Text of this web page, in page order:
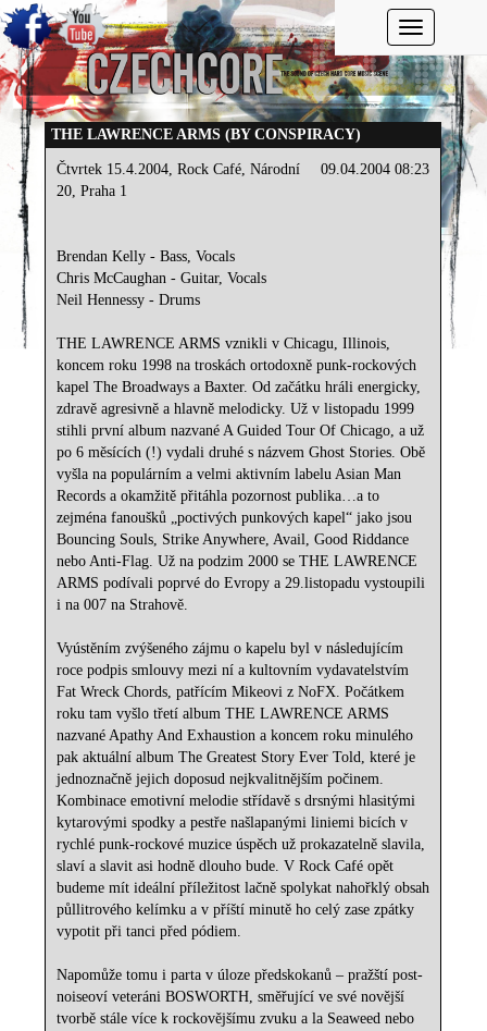
Toggle
THE LAWRENCE ARMS (BY CONSPIRACY)
09.04.2004 08:23
Čtvrtek 15.4.2004, Rock Café, Národní
20, Praha 1
Brendan Kelly - Bass, Vocals
Chris McCaughan - Guitar, Vocals
Neil Hennessy - Drums
THE LAWRENCE ARMS vznikli v Chicagu, Illinois,
koncem roku 1998 na troskách ortodoxně punk-rockových
kapel The Broadways a Baxter. Od začátku hráli energicky,
zdravě agresivně a hlavně melodicky. Už v listopadu 1999
stihli první album nazvané A Guided Tour Of Chicago, a už
po 6 měsících (!) vydali druhé s názvem Ghost Stories. Obě
vyšla na populárním a velmi aktivním labelu Asian Man
Records a okamžitě přitáhla pozornost publika…a to
zejména fanoušků „poctivých punkových kapel“ jako jsou
Bouncing Souls, Strike Anywhere, Avail, Good Riddance
nebo Anti-Flag. Už na podzim 2000 se THE LAWRENCE
ARMS podívali poprvé do Evropy a 29.listopadu vystoupili
i na 007 na Strahově.
Vyústěním zvýšeného zájmu o kapelu byl v následujícím
roce podpis smlouvy mezi ní a kultovním vydavatelstvím
Fat Wreck Chords, patřícím Mikeovi z NoFX. Počátkem
roku tam vyšlo třetí album THE LAWRENCE ARMS
nazvané Apathy And Exhaustion a koncem roku minulého
pak aktuální album The Greatest Story Ever Told, které je
jednoznačně jejich doposud nejkvalitnějším počinem.
Kombinace emotivní melodie střídavě s drsnými hlasitými
kytarovými spodky a pestře našlapanými liniemi bicích v
rychlé punk-rockové muzice úspěch už prokazatelně slavila,
slaví a slavit asi hodně dlouho bude. V Rock Café opět
budeme mít ideální příležitost lačně spolykat nahořklý obsah
půllitrového kelímku a v příští minutě ho celý zase zpátky
vypotit při tanci před pódiem.
Napomůže tomu i parta v úloze předskokanů – pražští post-
noiseoví veteráni BOSWORTH, směřující ve své novější
tvorbě stále více k rockovějšímu zvuku a la Seaweed nebo